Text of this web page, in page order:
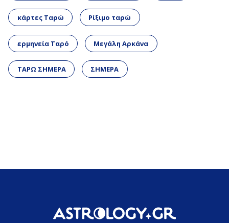
κάρτες Ταρώ Ρίξιμο ταρώ
ερμηνεία Ταρό Μεγάλη Αρκάνα
ΤΑΡΩ ΣΗΜΕΡΑ ΣΗΜΕΡΑ